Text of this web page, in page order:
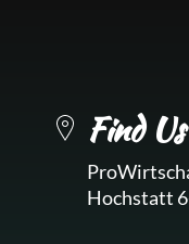
Find Us
Hochstatt